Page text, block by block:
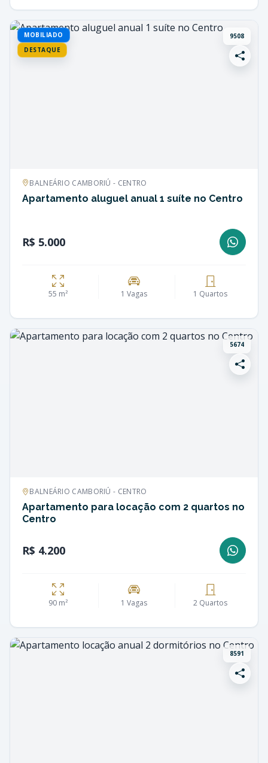
MOBILIADO
DESTAQUE
9508
BALNEÁRIO CAMBORIÚ - CENTRO
Apartamento aluguel anual 1 suíte no Centro
R$ 5.000
55 m² 1 Vagas 1 Quartos
5674
BALNEÁRIO CAMBORIÚ - CENTRO
Apartamento para locação com 2 quartos no
Centro
R$ 4.200
90 m² 1 Vagas 2 Quartos
8591